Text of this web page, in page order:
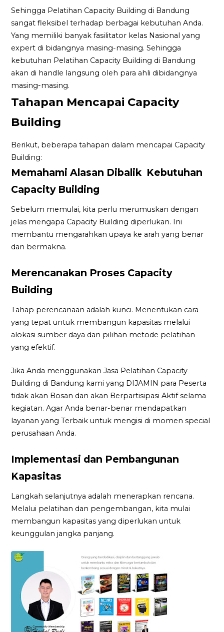
Sehingga Pelatihan Capacity Building di Bandung
sangat fleksibel terhadap berbagai kebutuhan Anda.
Yang memiliki banyak fasilitator kelas Nasional yang
expert di bidangnya masing-masing. Sehingga
kebutuhan Pelatihan Capacity Building di Bandung
akan di handle langsung oleh para ahli dibidangnya
masing-masing.
Tahapan Mencapai Capacity
Building
Berikut, beberapa tahapan dalam mencapai Capacity
Building:
Memahami Alasan Dibalik Kebutuhan
Capacity Building
Sebelum memulai, kita perlu merumuskan dengan
jelas mengapa Capacity Building diperlukan. Ini
membantu mengarahkan upaya ke arah yang benar
dan bermakna.
Merencanakan Proses Capacity
Building
Tahap perencanaan adalah kunci. Menentukan cara
yang tepat untuk membangun kapasitas melalui
alokasi sumber daya dan pilihan metode pelatihan
yang efektif.
Jika Anda menggunakan Jasa Pelatihan Capacity
Building di Bandung kami yang DIJAMIN para Peserta
tidak akan Bosan dan akan Berpartisipasi Aktif selama
kegiatan. Agar Anda benar-benar mendapatkan
layanan yang Terbaik untuk mengisi di momen special
perusahaan Anda.
Implementasi dan Pembangunan
Kapasitas
Langkah selanjutnya adalah menerapkan rencana.
Melalui pelatihan dan pengembangan, kita mulai
membangun kapasitas yang diperlukan untuk
keunggulan jangka panjang.